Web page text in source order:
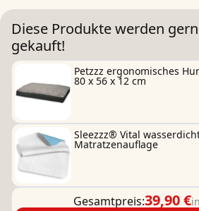
Diese Produkte werden
gekauft!
Petzzz ergonomisches
80 x 56 x 12 cm
Sleezzz® Vital
Matratzenauflage
Gesamtpreis:39,90 €